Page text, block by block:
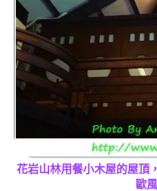
花岩山林用餐小木屋的屋頂
歐